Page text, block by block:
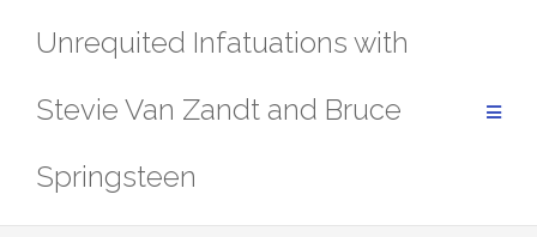
Unrequited Infatuations with
Stevie Van Zandt and Bruce
Springsteen